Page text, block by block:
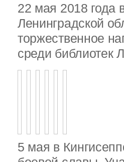
22 мая 2018 года
Ленинградской
торжественное
среди библиотек
5 мая в